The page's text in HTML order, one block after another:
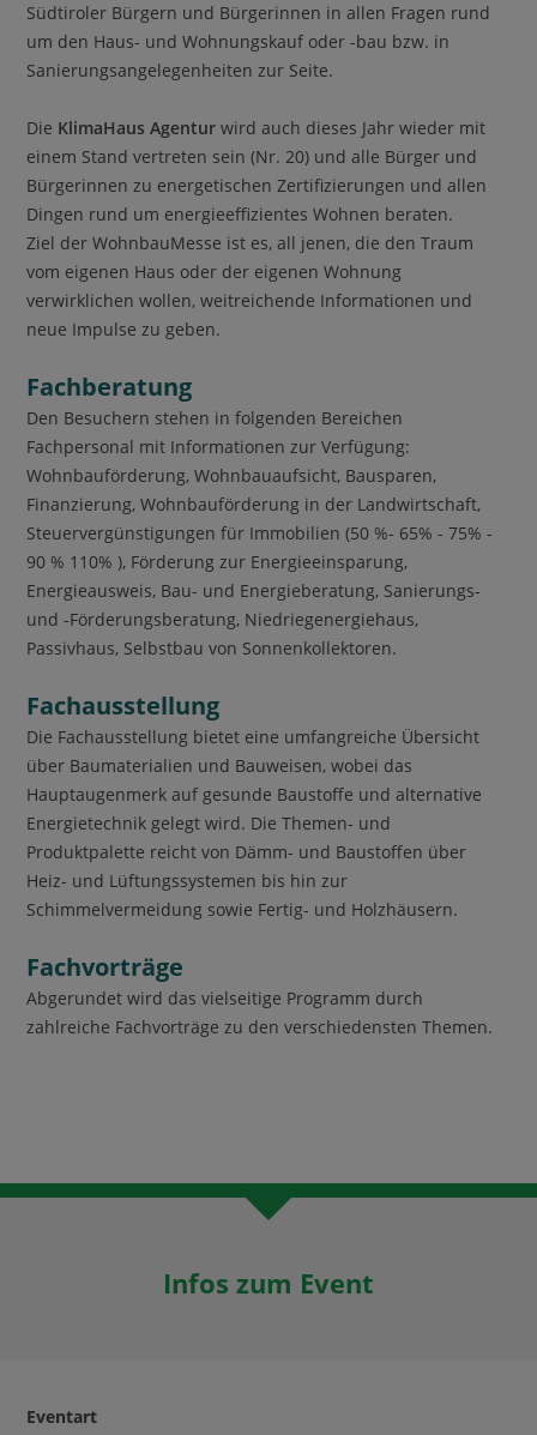
Südtiroler Bürgern und Bürgerinnen in allen Fragen rund
um den Haus- und Wohnungskauf oder -bau bzw. in
Sanierungsangelegenheiten zur Seite.
Die KlimaHaus Agentur wird auch dieses Jahr wieder mit
einem Stand vertreten sein (Nr. 20) und alle Bürger und
Bürgerinnen zu energetischen Zertifizierungen und allen
Dingen rund um energieeffizientes Wohnen beraten.
Ziel der WohnbauMesse ist es, all jenen, die den Traum
vom eigenen Haus oder der eigenen Wohnung
verwirklichen wollen, weitreichende Informationen und
neue Impulse zu geben.
Fachberatung
Den Besuchern stehen in folgenden Bereichen
Fachpersonal mit Informationen zur Verfügung:
Wohnbauförderung, Wohnbauaufsicht, Bausparen,
Finanzierung, Wohnbauförderung in der Landwirtschaft,
Steuervergünstigungen für Immobilien (50 %- 65% - 75% -
90 % 110% ), Förderung zur Energieeinsparung,
Energieausweis, Bau- und Energieberatung, Sanierungs-
und -Förderungsberatung, Niedriegenergiehaus,
Passivhaus, Selbstbau von Sonnenkollektoren.
Fachausstellung
Die Fachausstellung bietet eine umfangreiche Übersicht
über Baumaterialien und Bauweisen, wobei das
Hauptaugenmerk auf gesunde Baustoffe und alternative
Energietechnik gelegt wird. Die Themen- und
Produktpalette reicht von Dämm- und Baustoffen über
Heiz- und Lüftungssystemen bis hin zur
Schimmelvermeidung sowie Fertig- und Holzhäusern.
Fachvorträge
Abgerundet wird das vielseitige Programm durch
zahlreiche Fachvorträge zu den verschiedensten Themen.
Infos zum Event
Eventart